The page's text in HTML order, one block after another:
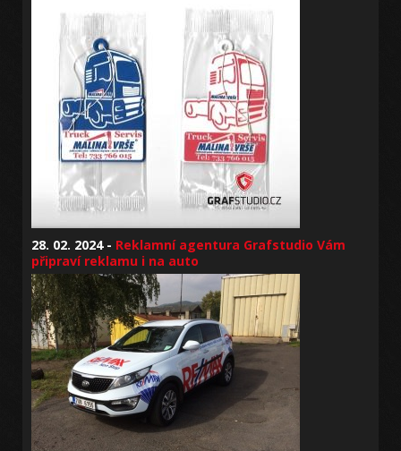
28. 02. 2024 - Reklamní agentura Grafstudio Vám
připraví reklamu i na auto